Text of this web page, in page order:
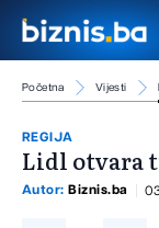
Početna Vijesti
REGIJA
Lidl otvara
Autor: Biznis.ba